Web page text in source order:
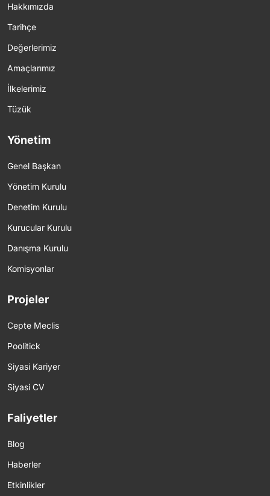
Hakkımızda
Tarihçe
Değerlerimiz
Amaçlarımız
İlkelerimiz
Tüzük
Yönetim
Genel Başkan
Yönetim Kurulu
Denetim Kurulu
Kurucular Kurulu
Danışma Kurulu
Komisyonlar
Projeler
Cepte Meclis
Poolitick
Siyasi Kariyer
Siyasi CV
Faliyetler
Blog
Haberler
Etkinlikler